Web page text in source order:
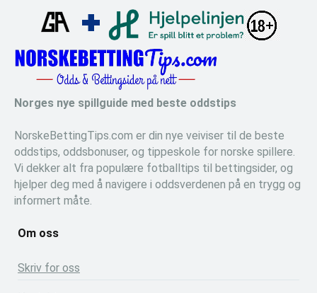
Norges nye spillguide med beste oddstips
NorskeBettingTips.com er din nye veiviser til de beste
oddstips, oddsbonuser, og tippeskole for norske spillere.
Vi dekker alt fra populære fotballtips til bettingsider, og
hjelper deg med å navigere i oddsverdenen på en trygg og
informert måte.
Om oss
Skriv for oss